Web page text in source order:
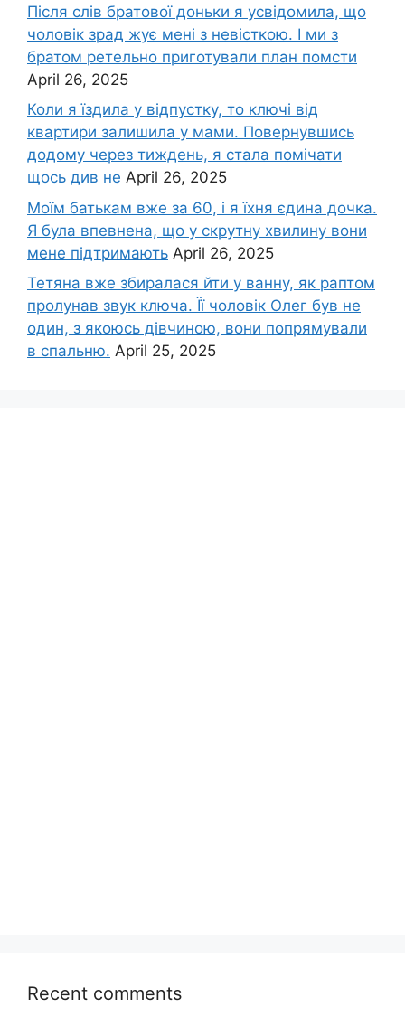
Після слів братової доньки я усвідомила, що
чоловік зpад жує мені з невісткою. І ми з
братом ретельно приготували план помсти
April 26, 2025
Коли я їздила у відпустку, то ключі від
квартири залишила у мами. Повернувшись
додому через тиждень, я стала помічати
щось див не April 26, 2025
Моїм батькам вже за 60, і я їхня єдина дочка.
Я була впевнена, що у скрутну хвилину вони
мене підтримають April 26, 2025
Тетяна вже збиралася йти у ванну, як раптом
пролунав звук ключа. Її чоловік Олег був не
один, з якоюсь дівчиною, вони попрямували
в спальню. April 25, 2025
Recent comments